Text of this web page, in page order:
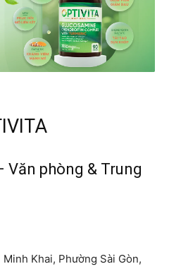
Văn phòng & Trung
Khai, Phường Sài Gòn,